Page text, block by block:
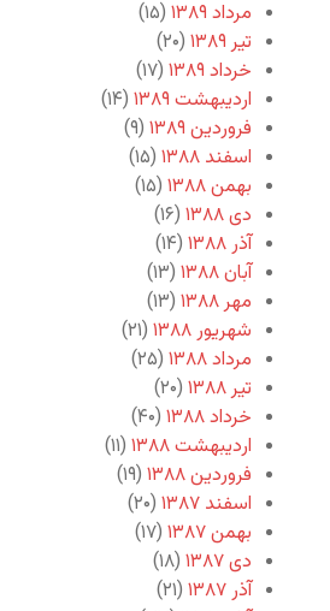
مرداد ۱۳۸۹
(۱۵)
تیر ۱۳۸۹
(۲۰)
خرداد ۱۳۸۹
(۱۷)
اردیبهشت ۱۳۸۹
(۱۴)
فروردین ۱۳۸۹
(۹)
اسفند ۱۳۸۸
(۱۵)
بهمن ۱۳۸۸
(۱۵)
دی ۱۳۸۸
(۱۶)
آذر ۱۳۸۸
(۱۴)
آبان ۱۳۸۸
(۱۳)
مهر ۱۳۸۸
(۱۳)
شهریور ۱۳۸۸
(۲۱)
مرداد ۱۳۸۸
(۲۵)
تیر ۱۳۸۸
(۲۰)
خرداد ۱۳۸۸
(۴۰)
اردیبهشت ۱۳۸۸
(۱۱)
فروردین ۱۳۸۸
(۱۹)
اسفند ۱۳۸۷
(۲۰)
بهمن ۱۳۸۷
(۱۷)
دی ۱۳۸۷
(۱۸)
آذر ۱۳۸۷
(۲۱)